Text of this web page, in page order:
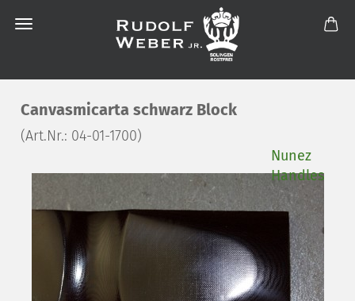
Canvasmicarta schwarz Block
(Art.Nr.: 04-01-1700)
Nunez
Handles